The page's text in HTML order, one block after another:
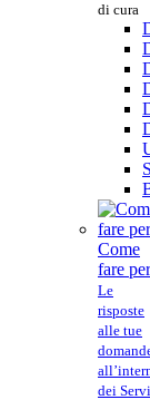
di cura
Come
fare
Le
risposte
alle tue
dei